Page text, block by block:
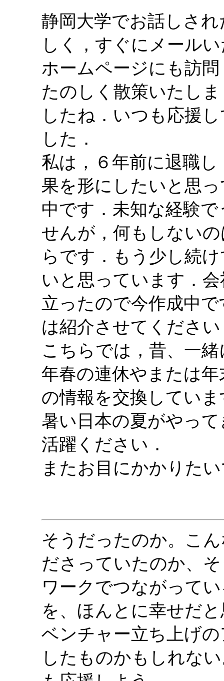
静岡大学でお話しさ
しく，すぐにメール
ホームページにも訪
たのしく散策いたし
したね．いつも応援
した．
私は，６年前に退職
果を形にしたいと思
中です．未知な経験
せんが，何もしない
らです．もう少し続
いと思っています．
立ったので今作成中
は紹介させてくださ
こちらでは，昔、一
年春の連休やまたは
の情報を交換していま
暑い日本の夏がやっ
活躍ください．
またお目にかかりた
そうだったのか。こ
ださっていたのか、
ワークでつながって
を、ほんとに幸せだ
ベンチャー立ち上げ
したものかもしれな